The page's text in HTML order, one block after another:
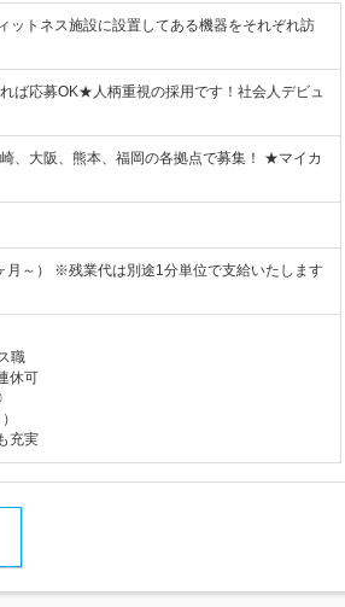
ットネス施設に設置してある機器をそれぞれ訪
ば応募OK★人柄重視の採用です！社会人デビュ
、大阪、熊本、福岡の各拠点で募集！ ★マイカ
月～） ※残業代は別途1分単位で支給いたします
職
休可
充実